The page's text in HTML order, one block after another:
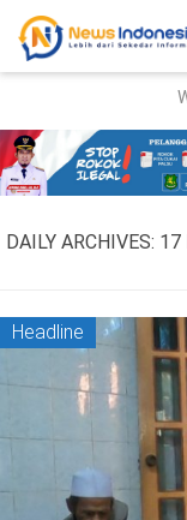
Parlemen
Nasional
Peristiwa
Kriminal
Korupsi
DAILY ARCHIVES: 17
Headline